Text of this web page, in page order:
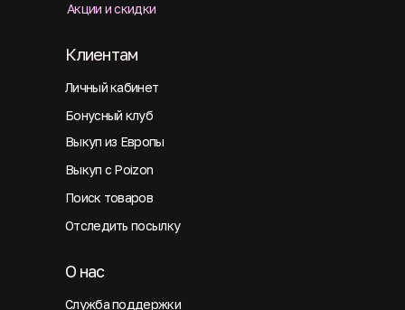
Акции и скидки
Личный кабинет
Клиентам
Бонусный клуб
Выкуп из Европы
Выкуп с Poizon
Поиск товаров
Отследить посылку
Служба поддержки
О нас